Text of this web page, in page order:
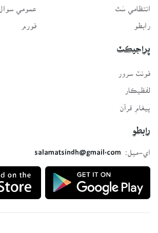
انتظامي سَٿ
رابطو
عمومي سوال
فورم
پراجيڪٽ
لفظيڪار
پيغامِ قرآن
رابطو
اي-ميل:
salamatsindh@gmail.com